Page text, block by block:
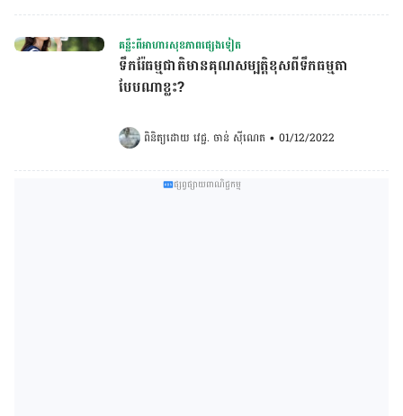
គន្លឹះពីអាហារសុខភាពផ្សេងទៀត
ទឹករ៉ែធម្មជាតិមានគុណសម្បត្តិខុសពីទឹកធម្មតា
បែបណាខ្លះ?
ពិនិត្យដោយ វេជ្ជ. ចាន់ ស៊ីណេត • 01/12/2022
ផ្សព្វផ្សាយពាណិជ្ជកម្ម